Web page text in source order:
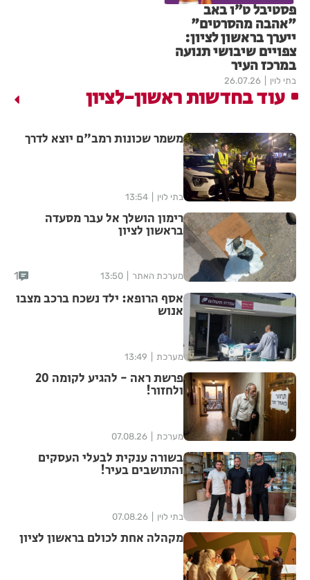
פסטיבל ט״ו באב
"אהבה מהסרטים"
ייערך בראשון לציון:
צפויים שיבושי תנועה
במרכז העיר
בתי לוין 26.07.26
עוד בחדשות ראשון-לציון
משמר שכונות רמב"ם יוצא לדרך
בתי לוין 13:54
רימון הושלך אל עבר מסעדה
בראשון לציון
מערכת האתר 13:50
1
אסף הרופא: ילד נשכח ברכב מצבו
אנוש
מערכת 13:49
פרשת ראה - להגיע לקומה 20
ולחזור!
מערכת 07.08.26
בשורה ענקית לבעלי העסקים
והתושבים בעיר!
בתי לוין 07.08.26
מקהלה אחת לכולם בראשון לציון